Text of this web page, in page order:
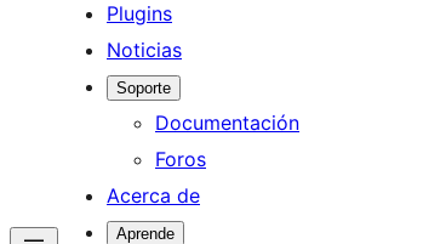
Plugins
Noticias
Soporte
Documentación
Foros
Acerca de
Aprende